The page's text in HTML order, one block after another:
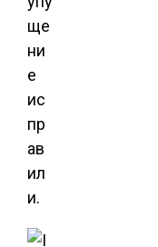
ще
ни
е
ис
пр
ав
ил
и.